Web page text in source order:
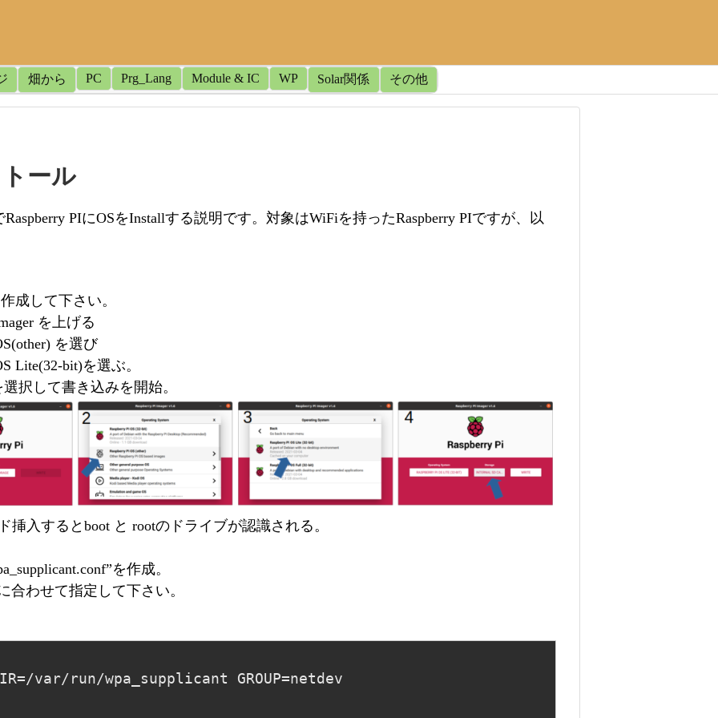
畑から PC Prg_Lang Module & IC WP Solar関係 その他
ール
PIにOSをInstallする説明です。対象はWiFiを持ったRaspberry PIですが、以
成して下さい。
を上げる
を選び
Lite(32-bit)を選ぶ。
択して書き込みを開始。
挿入するとboot と rootのドライブが認識される。
を作成。
合わせて指定して下さい。
var/run/wpa_supplicant GROUP=netdev